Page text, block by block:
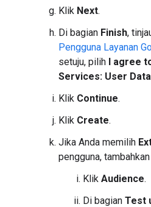
Klik Next.
Di bagian Finish,
Pengguna Layanan
setuju, pilih I agree
Services: User
Klik Continue.
Klik Create.
Jika Anda memilih
pengguna,
Klik Audience.
Di bagian Test